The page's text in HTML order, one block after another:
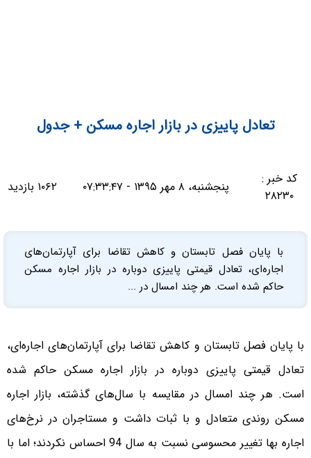
تعادل پاییزی در بازار اجاره مسکن + جدول
کد خبر :
۲۸۲۳۰
پنجشنبه، ۸ مهر ۱۳۹۵ - ۰۷:۳۳:۴۷ ۱۰۶۲ بازدید
با پایان فصل تابستان و کاهش تقاضا برای آپارتمان‌های
اجاره‌ای، تعادل قیمتی پاییزی دوباره در بازار اجاره مسکن
حاکم شده است. هر چند امسال در ...
با پایان فصل تابستان و کاهش تقاضا برای آپارتمان‌های اجاره‌ای،
تعادل قیمتی پاییزی دوباره در بازار اجاره مسکن حاکم شده
است. هر چند امسال در مقایسه با سال‌های گذشته، بازار اجاره
مسکن روندی متعادل و با ثبات داشت و مستاجران در نرخ‌های
اجاره بها تغییر محسوسی نسبت به سال 94 احساس نکردند؛ اما با